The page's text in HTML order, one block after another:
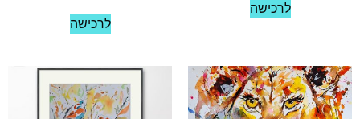
לרכישה
לרכישה